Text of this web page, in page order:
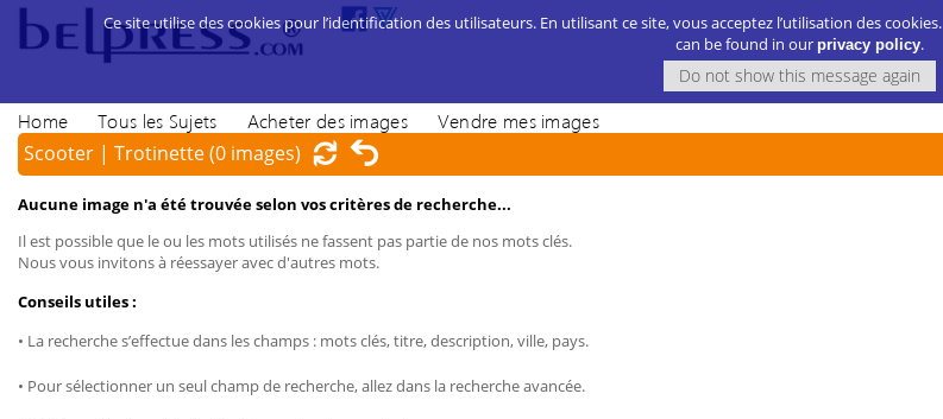
Home Tous les Sujets Acheter des images Vendre mes images
Scooter | Trotinette(0 images)
Aucune image n'a été trouvée selon vos critères de recherche...
Il est possible que le ou les mots utilisés ne fassent pas partie de nos mots clés.
Nous vous invitons à réessayer avec d'autres mots.
Conseils utiles :
• La recherche s’effectue dans les champs : mots clés, titre, description, ville, pays.
• Pour sélectionner un seul champ de recherche, allez dans la recherche avancée.
Ce site utilise des cookies pour l’identification des utilisateurs. En utilisant ce site, vous acceptez l’utilisation des cookies.
can be found in our privacy policy.